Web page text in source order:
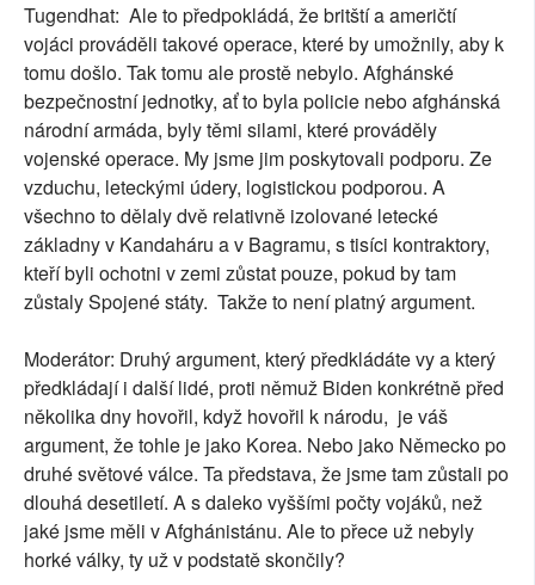
Tugendhat: Ale to předpokládá, že britští a američtí
vojáci prováděli takové operace, které by umožnily, aby k
tomu došlo. Tak tomu ale prostě nebylo. Afghánské
bezpečnostní jednotky, ať to byla policie nebo afghánská
národní armáda, byly těmi silami, které prováděly
vojenské operace. My jsme jim poskytovali podporu. Ze
vzduchu, leteckými údery, logistickou podporou. A
všechno to dělaly dvě relativně izolované letecké
základny v Kandaháru a v Bagramu, s tisíci kontraktory,
kteří byli ochotni v zemi zůstat pouze, pokud by tam
zůstaly Spojené státy. Takže to není platný argument.
Moderátor: Druhý argument, který předkládáte vy a který
předkládají i další lidé, proti němuž Biden konkrétně před
několika dny hovořil, když hovořil k národu, je váš
argument, že tohle je jako Korea. Nebo jako Německo po
druhé světové válce. Ta představa, že jsme tam zůstali po
dlouhá desetiletí. A s daleko vyššími počty vojáků, než
jaké jsme měli v Afghánistánu. Ale to přece už nebyly
horké války, ty už v podstatě skončily?